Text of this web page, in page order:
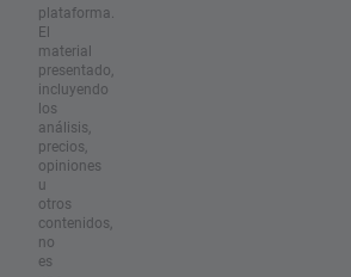
plataforma.
El
material
presentado,
incluyendo
los
análisis,
precios,
opiniones
u
otros
contenidos,
no
es